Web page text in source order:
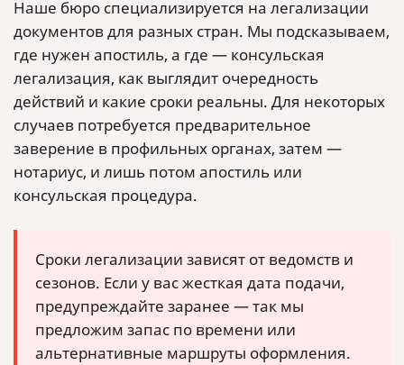
Наше бюро специализируется на легализации
документов для разных стран. Мы подсказываем,
где нужен апостиль, а где — консульская
легализация, как выглядит очередность
действий и какие сроки реальны. Для некоторых
случаев потребуется предварительное
заверение в профильных органах, затем —
нотариус, и лишь потом апостиль или
консульская процедура.
Сроки легализации зависят от ведомств и
сезонов. Если у вас жесткая дата подачи,
предупреждайте заранее — так мы
предложим запас по времени или
альтернативные маршруты оформления.